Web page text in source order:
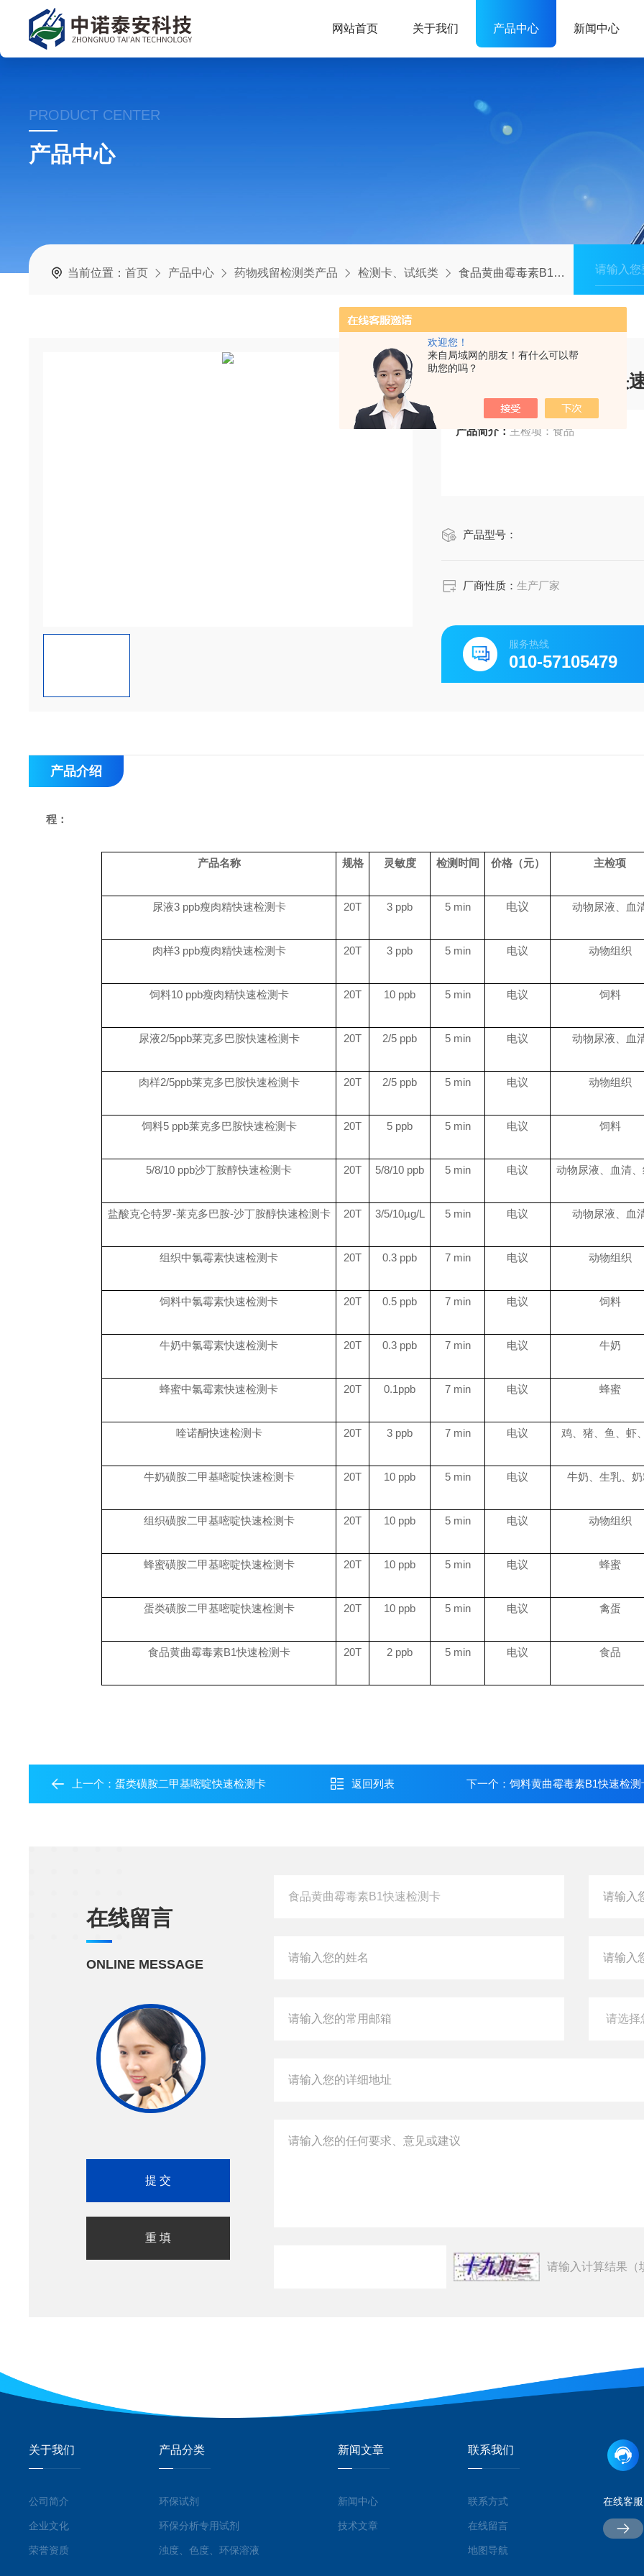
欢迎您！
来自局域网的朋友！有什么可以帮
助您的吗？
网站首页 关于我们 产品中心 新闻中心
PRODUCT CENTER
产品中心
当前位置：首页 产品中心 药物残留检测类产品 检测卡、试纸类 食品黄曲霉毒素B1快速检测卡
食品黄曲霉毒素B1快
产品简介： 主检项：食品
产品型号：
厂商性质：生产厂家
服务热线
010-57105479
产品介绍
程：
产品名称 规格 灵敏度 检测时间 价格（元） 主检项
尿液3 ppb瘦肉精快速检测卡 20T 3 ppb 5 min 电议 动物尿液、血
肉样3 ppb瘦肉精快速检测卡 20T 3 ppb 5 min 电议 动物组织
饲料10 ppb瘦肉精快速检测卡 20T 10 ppb 5 min 电议 饲料
尿液2/5ppb莱克多巴胺快速检测卡 20T 2/5 ppb 5 min 电议 动物尿液、血
肉样2/5ppb莱克多巴胺快速检测卡 20T 2/5 ppb 5 min 电议 动物组织
饲料5 ppb莱克多巴胺快速检测卡 20T 5 ppb 5 min 电议 饲料
5/8/10 ppb沙丁胺醇快速检测卡 20T 5/8/10 ppb 5 min 电议 动物尿液、血清
盐酸克仑特罗-莱克多巴胺-沙丁胺醇快速检测卡 20T 3/5/10µg/L 5 min 电议 动物尿液、血
组织中氯霉素快速检测卡 20T 0.3 ppb 7 min 电议 动物组织
饲料中氯霉素快速检测卡 20T 0.5 ppb 7 min 电议 饲料
牛奶中氯霉素快速检测卡 20T 0.3 ppb 7 min 电议 牛奶
蜂蜜中氯霉素快速检测卡 20T 0.1ppb 7 min 电议 蜂蜜
喹诺酮快速检测卡 20T 3 ppb 7 min 电议 鸡、猪、鱼、虾
牛奶磺胺二甲基嘧啶快速检测卡 20T 10 ppb 5 min 电议 牛奶、生乳、
组织磺胺二甲基嘧啶快速检测卡 20T 10 ppb 5 min 电议 动物组织
蜂蜜磺胺二甲基嘧啶快速检测卡 20T 10 ppb 5 min 电议 蜂蜜
蛋类磺胺二甲基嘧啶快速检测卡 20T 10 ppb 5 min 电议 禽蛋
食品黄曲霉毒素B1快速检测卡 20T 2 ppb 5 min 电议 食品
上一个：蛋类磺胺二甲基嘧啶快速检测卡 返回列表 下一个： 饲料黄曲霉毒素B1快速检测
在线留言
ONLINE MESSAGE
请输入计算结果（
关于我们
公司简介
企业文化
荣誉资质
产品分类
环保试剂
环保分析专用试剂
浊度、色度、环保溶液
新闻文章
新闻中心
技术文章
联系我们
联系方式
在线留言
地图导航
在线客服